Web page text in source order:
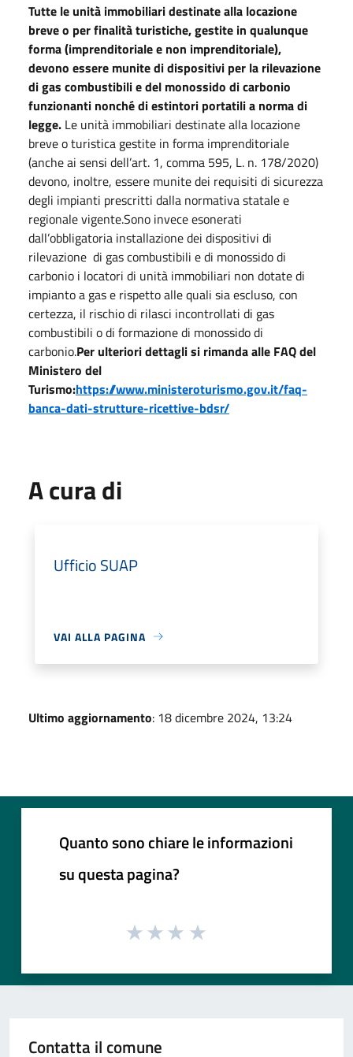
Tutte le unità immobiliari destinate alla locazione
breve o per finalità turistiche, gestite in qualunque
forma (imprenditoriale e non imprenditoriale),
devono essere munite di dispositivi per la rilevazione
di gas combustibili e del monossido di carbonio
funzionanti nonché di estintori portatili a norma di
legge. Le unità immobiliari destinate alla locazione
breve o turistica gestite in forma imprenditoriale
(anche ai sensi dell’art. 1, comma 595, L. n. 178/2020)
devono, inoltre, essere munite dei requisiti di sicurezza
degli impianti prescritti dalla normativa statale e
regionale vigente.Sono invece esonerati
dall’obbligatoria installazione dei dispositivi di
rilevazione di gas combustibili e di monossido di
carbonio i locatori di unità immobiliari non dotate di
impianto a gas e rispetto alle quali sia escluso, con
certezza, il rischio di rilasci incontrollati di gas
combustibili o di formazione di monossido di
carbonio.Per ulteriori dettagli si rimanda alle FAQ del
Ministero del
Turismo:https://www.ministeroturismo.gov.it/faq-
banca-dati-strutture-ricettive-bdsr/
A cura di
Ufficio SUAP
VAI ALLA PAGINA
Ultimo aggiornamento: 18 dicembre 2024, 13:24
Quanto sono chiare le informazioni
su questa pagina?
Contatta il comune